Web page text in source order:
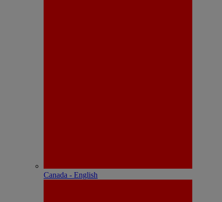
Canada - English